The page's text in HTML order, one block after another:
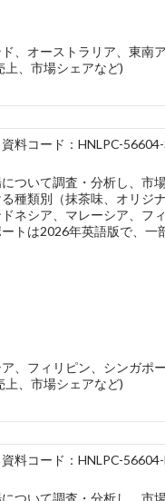
、オーストラリア、東南ア
上、市場シェアなど)
料コード：HNLPC-56604-
ついて調査・分析し、
種類別（抹茶味、オリ
ネシア、マレーシア、
トは2026年英語版で、一
、フィリピン、シンガポ
上、市場シェアなど)
料コード：HNLPC-56604-
ついて調査・分析し、